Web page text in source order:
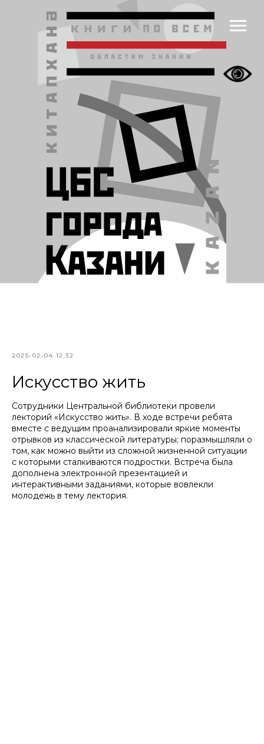
2025-02-04 12:32
Искусство жить
Сотрудники Центральной библиотеки провели
лекторий «Искусство жить». В ходе встречи ребята
вместе с ведущим проанализировали яркие моменты
отрывков из классической литературы; поразмышляли о
том, как можно выйти из сложной жизненной ситуации
с которыми сталкиваются подростки. Встреча была
дополнена электронной презентацией и
интерактивными заданиями, которые вовлекли
молодежь в тему лектория.